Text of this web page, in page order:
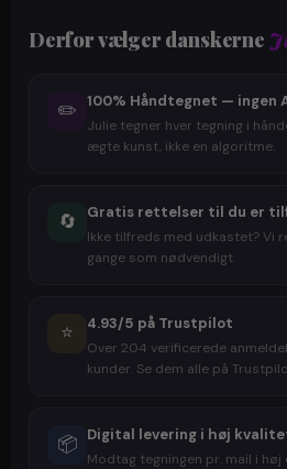
Derfor vælger danskerne
✏️ 100% Håndtegnet — ingen
Julie tegner hver tegning i
ægte kunst, ikke en algoritme.
🔄 Gratis rettelser til du er
Ikke tilfreds med udkastet? Vi
gange som nødvendigt.
⭐ 4.93/5 på Trustpilot
Over 204 verificerede
kunder. Se dem alle på
📦 Digital levering i høj
Modtag tegningen pr. mail i